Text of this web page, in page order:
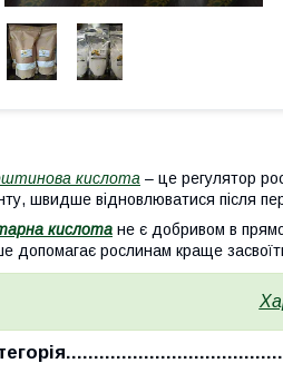
кислота – це регулятор
швидше відновлюватися після
кислота не є добривом в
допомагає рослинам краще